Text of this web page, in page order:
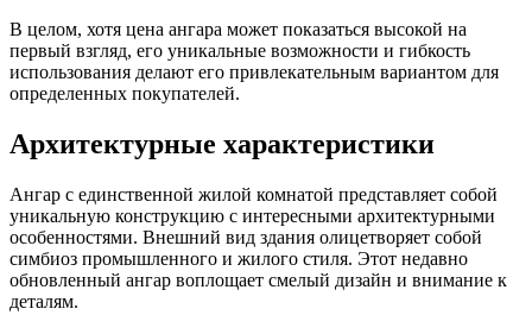
В целом, хотя цена ангара может показаться высокой на
первый взгляд, его уникальные возможности и гибкость
использования делают его привлекательным вариантом для
определенных покупателей.
Архитектурные характеристики
Ангар с единственной жилой комнатой представляет собой
уникальную конструкцию с интересными архитектурными
особенностями. Внешний вид здания олицетворяет собой
симбиоз промышленного и жилого стиля. Этот недавно
обновленный ангар воплощает смелый дизайн и внимание к
деталям.